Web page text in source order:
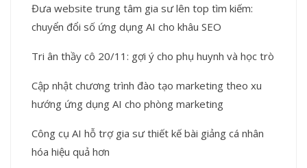
Đưa website trung tâm gia sư lên top tìm kiếm:
chuyển đổi số ứng dụng AI cho khâu SEO
Tri ân thầy cô 20/11: gợi ý cho phụ huynh và học trò
Cập nhật chương trình đào tạo marketing theo xu
hướng ứng dụng AI cho phòng marketing
Công cụ AI hỗ trợ gia sư thiết kế bài giảng cá nhân
hóa hiệu quả hơn